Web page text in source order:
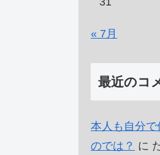
« 7月
最近のコ
本人も自分
のでは？ に